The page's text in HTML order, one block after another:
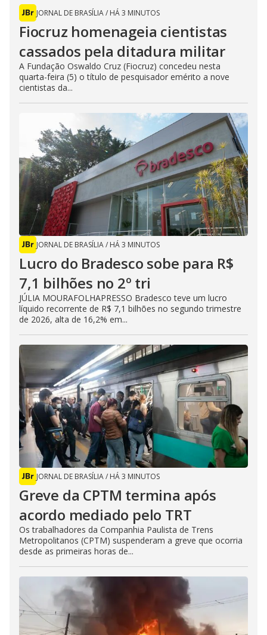
JORNAL DE BRASÍLIA/ HÁ 3 MINUTOS
Fiocruz homenageia cientistas
cassados pela ditadura militar
A Fundação Oswaldo Cruz (Fiocruz) concedeu nesta
quarta-feira (5) o título de pesquisador emérito a nove
cientistas da...
JORNAL DE BRASÍLIA/ HÁ 3 MINUTOS
Lucro do Bradesco sobe para R$
7,1 bilhões no 2º tri
JÚLIA MOURAFOLHAPRESSO Bradesco teve um lucro
líquido recorrente de R$ 7,1 bilhões no segundo trimestre
de 2026, alta de 16,2% em...
JORNAL DE BRASÍLIA/ HÁ 3 MINUTOS
Greve da CPTM termina após
acordo mediado pelo TRT
Os trabalhadores da Companhia Paulista de Trens
Metropolitanos (CPTM) suspenderam a greve que ocorria
desde as primeiras horas de...